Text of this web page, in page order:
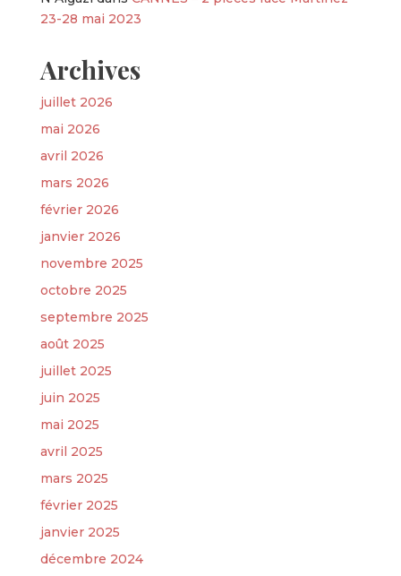
23-28 mai 2023
Archives
juillet 2026
mai 2026
avril 2026
mars 2026
février 2026
janvier 2026
novembre 2025
octobre 2025
septembre 2025
août 2025
juillet 2025
juin 2025
mai 2025
avril 2025
mars 2025
février 2025
janvier 2025
décembre 2024